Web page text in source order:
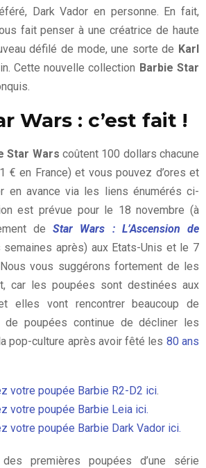
Dark Vador en personne. En fait,
fait penser à une créatrice de haute
défilé de mode, une sorte de Karl
Cette nouvelle collection Barbie Star
Wars : c’est fait !
Star Wars coûtent 100 dollars chacune
€ en France) et vous pouvez d’ores et
en avance via les liens énumérés ci-
est prévue pour le 18 novembre (à
de Star Wars : L’Ascension de
semaines après) aux Etats-Unis et le 7
vous suggérons fortement de les
car les poupées sont destinées aux
elles vont rencontrer beaucoup de
de poupées continue de décliner les
pop-culture après avoir fêté les 80 ans
votre poupée Barbie R2-D2 ici.
votre poupée Barbie Leia ici.
votre poupée Barbie Dark Vador ici.
premières poupées d’une série